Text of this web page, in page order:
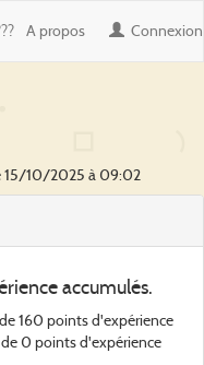
Connexion
A propos
15/10/2025 à 09:02
accumulés.
160 points d'expérience
0 points d'expérience